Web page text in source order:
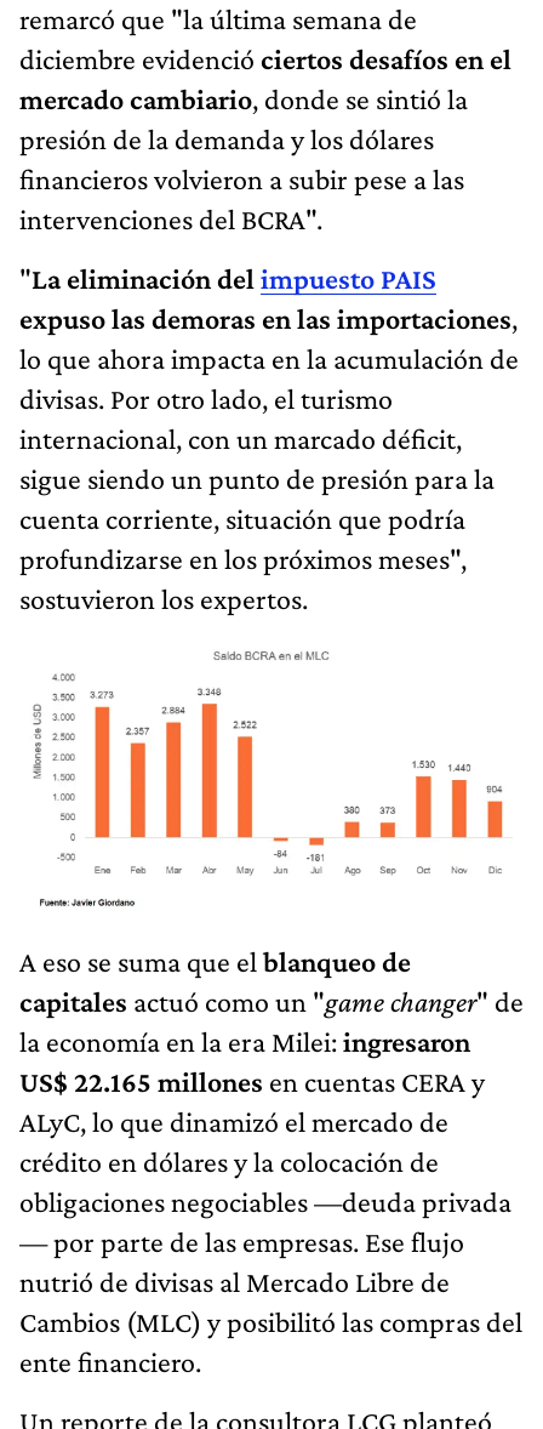
remarcó que "la última semana de
diciembre evidenció ciertos desafíos en el
mercado cambiario, donde se sintió la
presión de la demanda y los dólares
financieros volvieron a subir pese a las
intervenciones del BCRA".
"La eliminación del impuesto PAIS
expuso las demoras en las importaciones,
lo que ahora impacta en la acumulación de
divisas. Por otro lado, el turismo
internacional, con un marcado déficit,
sigue siendo un punto de presión para la
cuenta corriente, situación que podría
profundizarse en los próximos meses",
sostuvieron los expertos.
A eso se suma que el blanqueo de
capitales actuó como un "game changer" de
la economía en la era Milei:ingresaron
US$ 22.165 millones en cuentas CERA y
ALyC, lo que dinamizó el mercado de
crédito en dólares y la colocación de
obligaciones negociables —deuda privada
— por parte de las empresas. Ese flujo
nutrió de divisas al Mercado Libre de
Cambios (MLC) y posibilitó las compras del
ente financiero.
Un reporte de la consultora LCG planteó